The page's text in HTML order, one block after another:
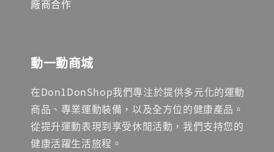
廠商合作
動一動商城
在Don1DonShop我們專注於提供多元化的運動
商品、專業運動裝備，以及全方位的健康產品。
從提升運動表現到享受休閒活動，我們支持您的
健康活躍生活旅程。